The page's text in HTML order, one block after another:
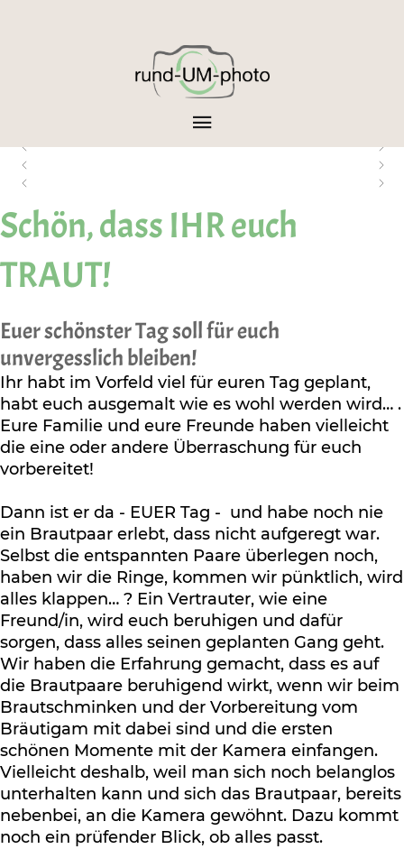
Schön, dass IHR euch
TRAUT!
Euer schönster Tag soll für euch
unvergesslich bleiben!
Ihr habt im Vorfeld viel für euren Tag geplant,
habt euch ausgemalt wie es wohl werden wird… .
Eure Familie und eure Freunde haben vielleicht
die eine oder andere Überraschung für euch
vorbereitet!
Dann ist er da - EUER Tag - und habe noch nie
ein Brautpaar erlebt, dass nicht aufgeregt war.
Selbst die entspannten Paare überlegen noch,
haben wir die Ringe, kommen wir pünktlich, wird
alles klappen… ? Ein Vertrauter, wie eine
Freund/in, wird euch beruhigen und dafür
sorgen, dass alles seinen geplanten Gang geht.
Wir haben die Erfahrung gemacht, dass es auf
die Brautpaare beruhigend wirkt, wenn wir beim
Brautschminken und der Vorbereitung vom
Bräutigam mit dabei sind und die ersten
schönen Momente mit der Kamera einfangen.
Vielleicht deshalb, weil man sich noch belanglos
unterhalten kann und sich das Brautpaar, bereits
nebenbei, an die Kamera gewöhnt. Dazu kommt
noch ein prüfender Blick, ob alles passt.